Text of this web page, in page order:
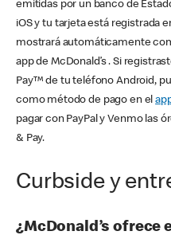
emitidas por un banco de
iOS y tu tarjeta está registrada
mostrará automáticamente
app de McDonald’s . Si
Pay™ de tu teléfono Android,
como método de pago en el
pagar con PayPal y Venmo las
& Pay.
Curbside y
¿McDonald’s ofrece